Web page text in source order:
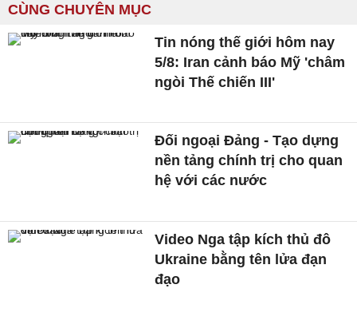
CÙNG CHUYÊN MỤC
Tin nóng thế giới hôm nay
5/8: Iran cảnh báo Mỹ 'châm
ngòi Thế chiến III'
Đối ngoại Đảng - Tạo dựng
nền tảng chính trị cho quan
hệ với các nước
Video Nga tập kích thủ đô
Ukraine bằng tên lửa đạn
đạo